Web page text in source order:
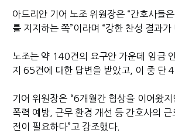
아드리안 기어 노조 위원장은 “간호사들
를 지지하는 쪽”이라며 “강한 찬성 결과
노조는 약 140건의 요구안 가운데 임금
지 65건에 대한 답변을 받았고, 이 중 단
기어 위원장은 “6개월간 협상을 이어왔
폭력 예방, 근무 환경 개선 등 간호사의
전이 필요하다”고 강조했다.